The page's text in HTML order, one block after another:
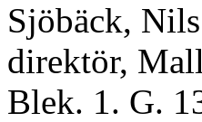
Sjöbäck,
direktör,
Blek. 1. G.